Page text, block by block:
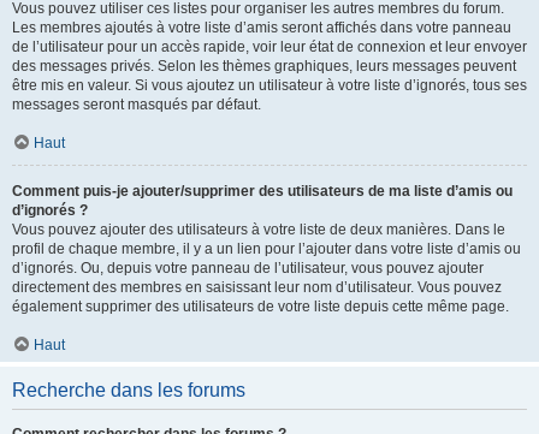
Vous pouvez utiliser ces listes pour organiser les autres membres du forum.
Les membres ajoutés à votre liste d’amis seront affichés dans votre panneau
de l’utilisateur pour un accès rapide, voir leur état de connexion et leur envoyer
des messages privés. Selon les thèmes graphiques, leurs messages peuvent
être mis en valeur. Si vous ajoutez un utilisateur à votre liste d’ignorés, tous ses
messages seront masqués par défaut.
Haut
Comment puis-je ajouter/supprimer des utilisateurs de ma liste d’amis ou
d’ignorés ?
Vous pouvez ajouter des utilisateurs à votre liste de deux manières. Dans le
profil de chaque membre, il y a un lien pour l’ajouter dans votre liste d’amis ou
d’ignorés. Ou, depuis votre panneau de l’utilisateur, vous pouvez ajouter
directement des membres en saisissant leur nom d’utilisateur. Vous pouvez
également supprimer des utilisateurs de votre liste depuis cette même page.
Haut
Recherche dans les forums